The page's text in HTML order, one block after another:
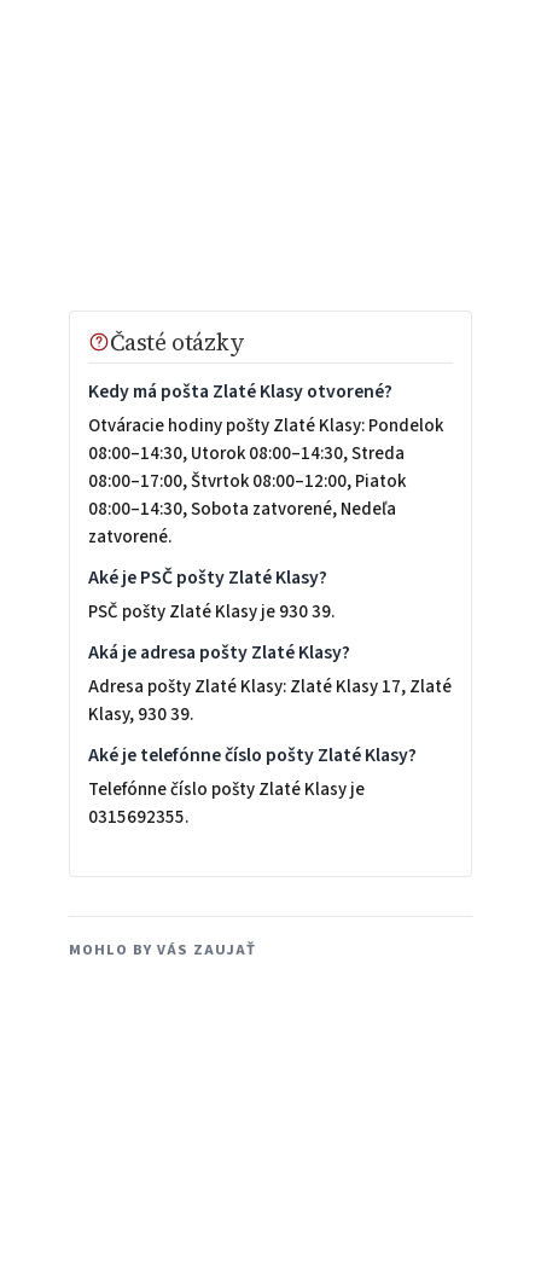
Časté otázky
Kedy má pošta Zlaté Klasy otvorené?
Otváracie hodiny pošty Zlaté Klasy: Pondelok
08:00–14:30, Utorok 08:00–14:30, Streda
08:00–17:00, Štvrtok 08:00–12:00, Piatok
08:00–14:30, Sobota zatvorené, Nedeľa
zatvorené.
Aké je PSČ pošty Zlaté Klasy?
PSČ pošty Zlaté Klasy je 930 39.
Aká je adresa pošty Zlaté Klasy?
Adresa pošty Zlaté Klasy: Zlaté Klasy 17, Zlaté
Klasy, 930 39.
Aké je telefónne číslo pošty Zlaté Klasy?
Telefónne číslo pošty Zlaté Klasy je
0315692355.
MOHLO BY VÁS ZAUJAŤ